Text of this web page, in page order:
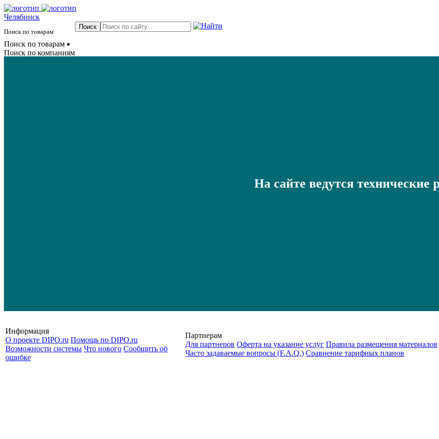
Челябинск
Поиск по товарам
Поиск по товарам
Поиск по компаниям
На сайте ведутся технические
Информация
О проекте DIPO.ru Помощь по DIPO.ru
Возможности системы Что нового Сообщить об
ошибке
Партнерам
Для партнеров Оферта на указание услуг Правила размещения материалов
Часто задаваемые вопросы (F.A.Q.) Cравнение тарифных планов